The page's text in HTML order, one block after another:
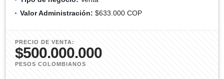
Valor Administración: $633.000 COP
PRECIO DE VENTA:
$500.000.000
PESOS COLOMBIANOS